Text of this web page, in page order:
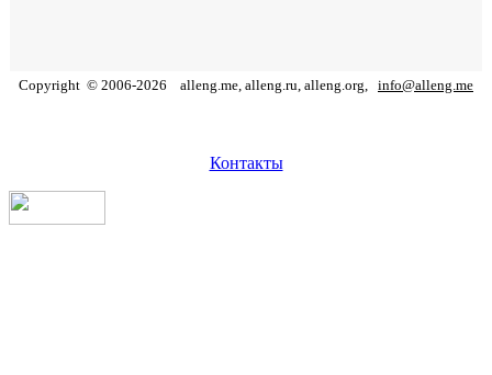
Copyright © 2006-2026 alleng.me, alleng.ru, alleng.org, info@alleng.me
Контакты